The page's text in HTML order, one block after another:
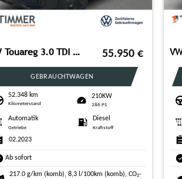
VW Touareg 3.0 TDI V6 4M R-LINE BLACK +AHK +DYNAUDI 55.950 €
GEBRAUCHTWAGEN
52.348 km
Kilometerstand
210KW
286 PS
Automatik
Getriebe
Diesel
Kraftstoff
02.2023
Ab sofort
217.0 g/km (komb), 8,3 l/100km (komb), CO₂-